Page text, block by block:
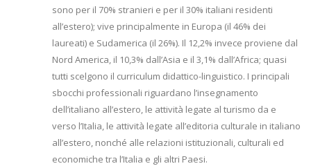
sono per il 70% stranieri e per il 30% italiani residenti
all’estero); vive principalmente in Europa (il 46% dei
laureati) e Sudamerica (il 26%). Il 12,2% invece proviene dal
Nord America, il 10,3% dall’Asia e il 3,1% dall’Africa; quasi
tutti scelgono il curriculum didattico-linguistico. I principali
sbocchi professionali riguardano l’insegnamento
dell’italiano all’estero, le attività legate al turismo da e
verso l’Italia, le attività legate all’editoria culturale in italiano
all’estero, nonché alle relazioni istituzionali, culturali ed
economiche tra l’Italia e gli altri Paesi.